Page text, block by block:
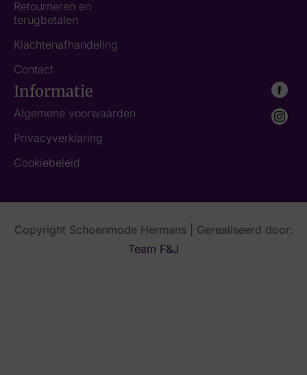
Retourneren en
terugbetalen
Klachtenafhandeling
Contact
Informatie
Algemene voorwaarden
Privacyverklaring
Cookiebeleid
Copyright Schoenmode Hermans | Gerealiseerd door:
Team F&J